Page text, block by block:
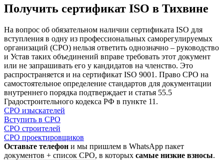
Получить сертификат ISO в Тихвине
На вопрос об обязательном наличии сертификата ISO для
вступления в одну из профессиональных саморегулируемых
организаций (СРО) нельзя ответить однозначно – руководство
и Устав таких объединений вправе требовать этот документ
или не запрашивать его у кандидатов на членство. Это
распространяется и на сертификат ISO 9001. Право СРО на
самостоятельное определение стандартов для документации
внутреннего порядка подтверждает и статья 55.5
Градостроительного кодекса РФ в пункте 11.
СРО изыскателей
Вступить в СРО
СРО строителей
СРО проектировщиков
Оставьте телефон и мы пришлем в WhatsApp пакет
документов + список СРО, в которых самые низкие взносы.